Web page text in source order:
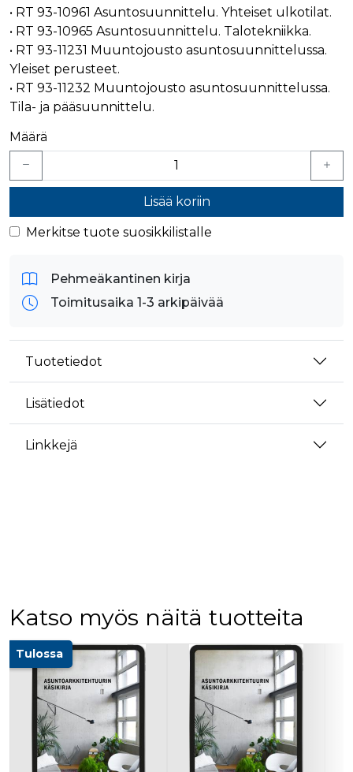
• RT 93-10961 Asuntosuunnittelu. Yhteiset ulkotilat.
• RT 93-10965 Asuntosuunnittelu. Talotekniikka.
• RT 93-11231 Muuntojousto asuntosuunnittelussa.
Yleiset perusteet.
• RT 93-11232 Muuntojousto asuntosuunnittelussa.
Tila- ja pääsuunnittelu.
Määrä
Lisää koriin
Merkitse tuote suosikkilistalle
Pehmeäkantinen kirja
Toimitusaika 1-3 arkipäivää
Tuotetiedot
Lisätiedot
Linkkejä
Katso myös näitä tuotteita
Tuoteluettelon alku
Tulossa